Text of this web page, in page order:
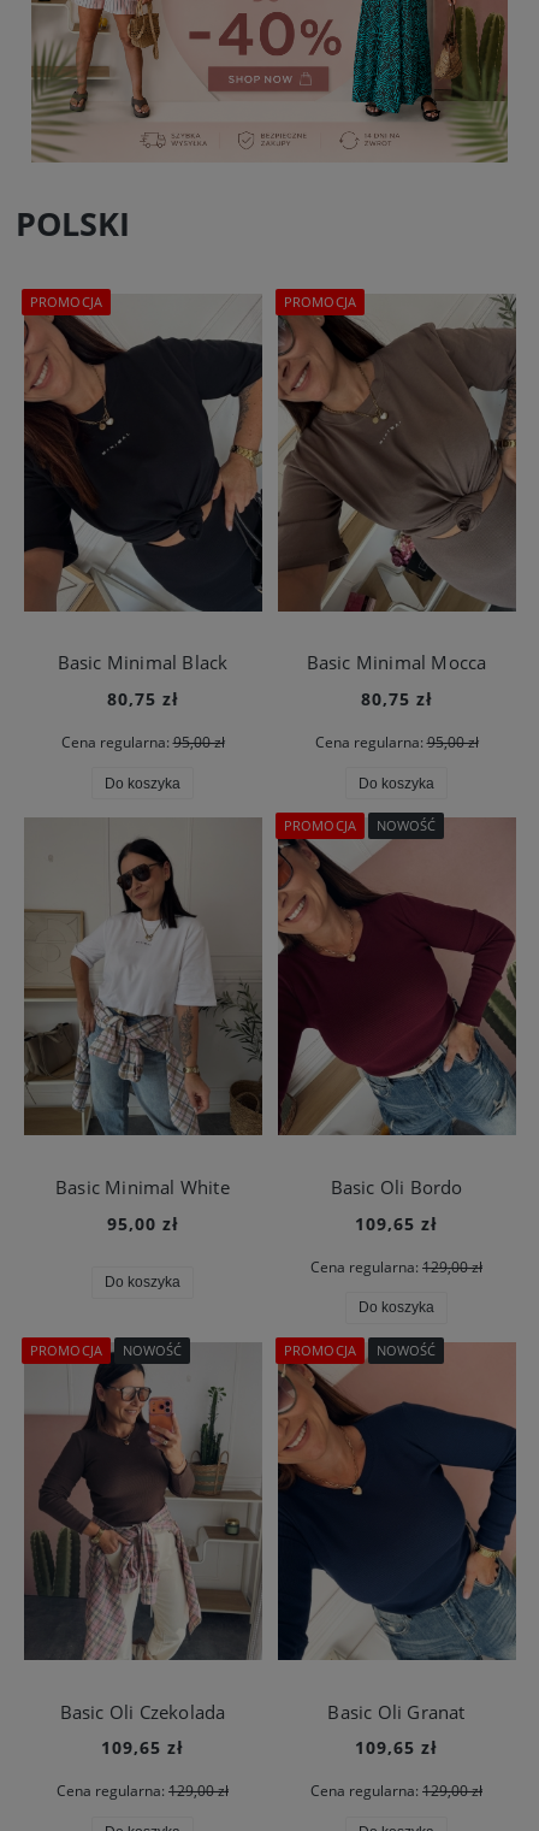
POLSKI
Basic Minimal Black
80,75 zł
Cena regularna:95,00 zł
Do koszyka
PROMOCJA
Basic Minimal Mocca
80,75 zł
Cena regularna:95,00 zł
Do koszyka
PROMOCJA
Basic Minimal White
95,00 zł
Do koszyka
Basic Oli Bordo
109,65 zł
Cena regularna: 129,00 zł
Do koszyka
PROMOCJA NOWOŚĆ
Basic Oli Czekolada
109,65 zł
Cena regularna: 129,00 zł
PROMOCJA NOWOŚĆ
Basic Oli Granat
109,65 zł
Cena regularna: 129,00 zł
PROMOCJA NOWOŚĆ